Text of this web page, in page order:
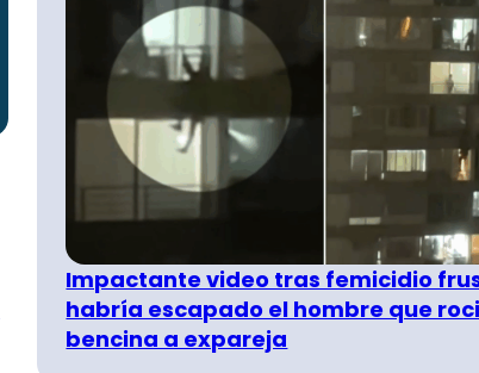
Impactante video tras femicidio
habría escapado el hombre que
bencina a expareja